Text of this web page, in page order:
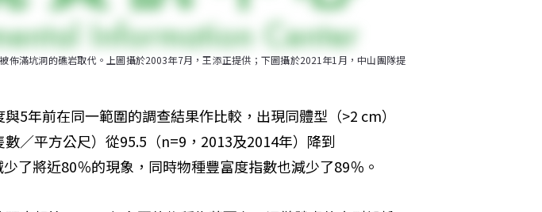
佈滿坑洞的礁岩取代。上圖攝於2003年7月，王添正提供；下圖攝於2021年1月，中山團隊提
5年前在同一範圍的調查結果作比較，出現同體型（>2 cm）
／平方公尺）從95.5（n=9，2013及2014年）降到
了將近80％的現象，同時物種豐富度指數也減少了89％。